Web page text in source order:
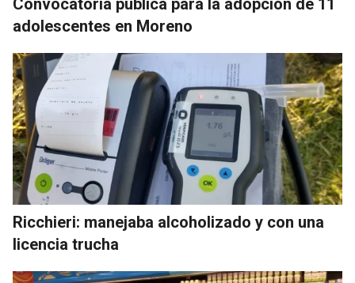
Convocatoria pública para la adopción de 11
adolescentes en Moreno
Ricchieri: manejaba alcoholizado y con una
licencia trucha